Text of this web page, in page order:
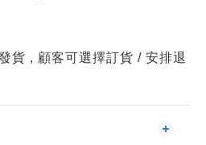
貨 , 顧客可選擇訂貨 / 安排退